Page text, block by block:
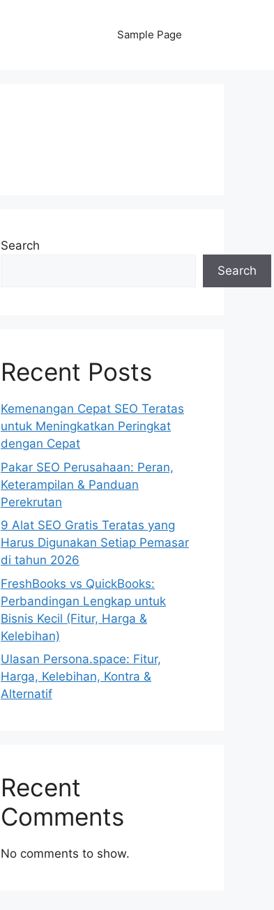
Sample Page
Search
Search
Recent Posts
Kemenangan Cepat SEO Teratas
untuk Meningkatkan Peringkat
dengan Cepat
Pakar SEO Perusahaan: Peran,
Keterampilan & Panduan
Perekrutan
9 Alat SEO Gratis Teratas yang
Harus Digunakan Setiap Pemasar
di tahun 2026
FreshBooks vs QuickBooks:
Perbandingan Lengkap untuk
Bisnis Kecil (Fitur, Harga &
Kelebihan)
Ulasan Persona.space: Fitur,
Harga, Kelebihan, Kontra &
Alternatif
Recent
Comments
No comments to show.